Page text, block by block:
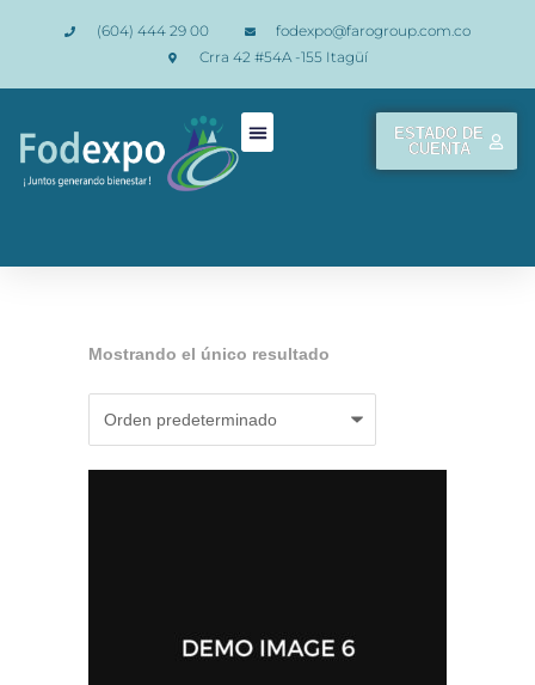
(604) 444 29 00
fodexpo@farogroup.com.co
Crra 42 #54A -155 Itagüí
ESTADO DE
CUENTA
Mostrando el único resultado